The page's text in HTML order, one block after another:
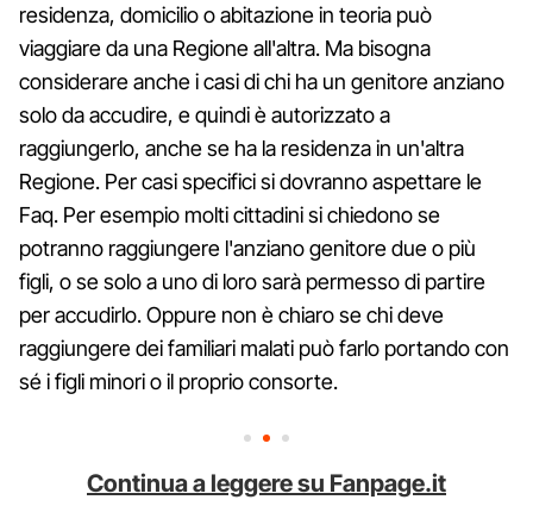
residenza, domicilio o abitazione in teoria può
viaggiare da una Regione all'altra. Ma bisogna
considerare anche i casi di chi ha un genitore anziano
solo da accudire, e quindi è autorizzato a
raggiungerlo, anche se ha la residenza in un'altra
Regione. Per casi specifici si dovranno aspettare le
Faq. Per esempio molti cittadini si chiedono se
potranno raggiungere l'anziano genitore due o più
figli, o se solo a uno di loro sarà permesso di partire
per accudirlo. Oppure non è chiaro se chi deve
raggiungere dei familiari malati può farlo portando con
sé i figli minori o il proprio consorte.
Continua a leggere su Fanpage.it